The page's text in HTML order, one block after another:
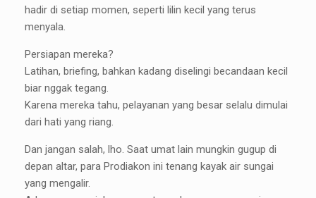
hadir di setiap momen, seperti lilin kecil yang terus
menyala.
Persiapan mereka?
Latihan, briefing, bahkan kadang diselingi becandaan kecil
biar nggak tegang.
Karena mereka tahu, pelayanan yang besar selalu dimulai
dari hati yang riang.
Dan jangan salah, lho. Saat umat lain mungkin gugup di
depan altar, para Prodiakon ini tenang kayak air sungai
yang mengalir.